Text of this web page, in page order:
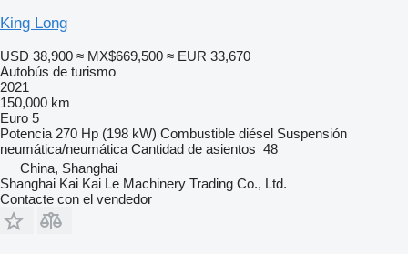
King Long
USD 38,900 ≈ MX$669,500 ≈ EUR 33,670
Autobús de turismo
2021
150,000 km
Euro 5
Potencia 270 Hp (198 kW) Combustible diésel Suspensión
neumática/neumática Cantidad de asientos 48
China, Shanghai
Shanghai Kai Kai Le Machinery Trading Co., Ltd.
Contacte con el vendedor